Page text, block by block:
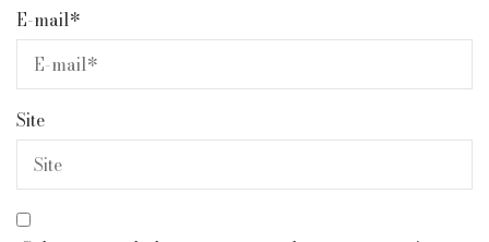
E-mail*
Site